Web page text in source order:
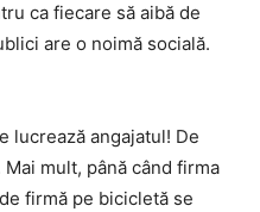
ca fiecare să aibă de
are o noimă socială.
lucrează angajatul! De
mult, până când firma
firmă pe bicicletă se